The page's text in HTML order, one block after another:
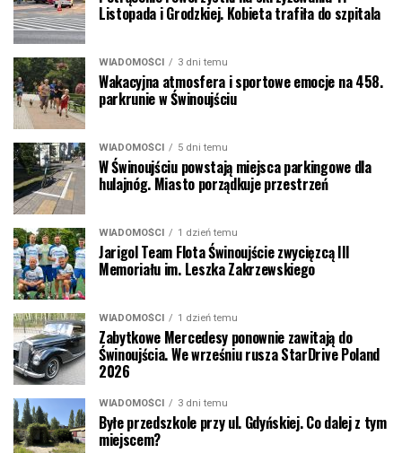
Listopada i Grodzkiej. Kobieta trafiła do szpitala
WIADOMOŚCI 3 dni temu
Wakacyjna atmosfera i sportowe emocje na 458.
parkrunie w Świnoujściu
WIADOMOŚCI 5 dni temu
W Świnoujściu powstają miejsca parkingowe dla
hulajnóg. Miasto porządkuje przestrzeń
WIADOMOŚCI 1 dzień temu
Jarigol Team Flota Świnoujście zwycięzcą III
Memoriału im. Leszka Zakrzewskiego
WIADOMOŚCI 1 dzień temu
Zabytkowe Mercedesy ponownie zawitają do
Świnoujścia. We wrześniu rusza StarDrive Poland
2026
WIADOMOŚCI 3 dni temu
Byłe przedszkole przy ul. Gdyńskiej. Co dalej z tym
miejscem?